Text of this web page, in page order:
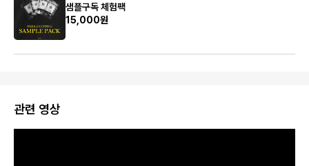
샘플구독 체험팩
15,000원
관련 영상